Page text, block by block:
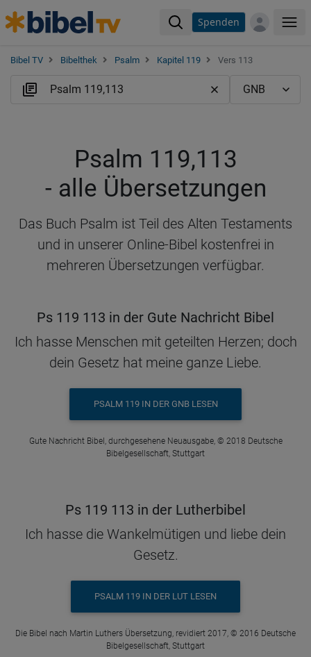
Spenden
Bibel TV Bibelthek Psalm Kapitel 119 Vers 113
Psalm 119,113
- alle Übersetzungen
Das Buch Psalm ist Teil des Alten Testaments
und in unserer Online-Bibel kostenfrei in
mehreren Übersetzungen verfügbar.
Ps 119 113 in der Gute Nachricht Bibel
Ich hasse Menschen mit geteilten Herzen; doch
dein Gesetz hat meine ganze Liebe.
PSALM 119 IN DER GNB LESEN
Gute Nachricht Bibel, durchgesehene Neuausgabe, © 2018 Deutsche
Bibelgesellschaft, Stuttgart
Ps 119 113 in der Lutherbibel
Ich hasse die Wankelmütigen und liebe dein
Gesetz.
PSALM 119 IN DER LUT LESEN
Die Bibel nach Martin Luthers Übersetzung, revidiert 2017, © 2016 Deutsche
Bibelgesellschaft, Stuttgart